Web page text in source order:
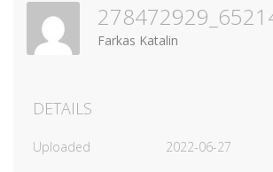
Farkas Katalin
DETAILS
Uploaded 2022-06-27